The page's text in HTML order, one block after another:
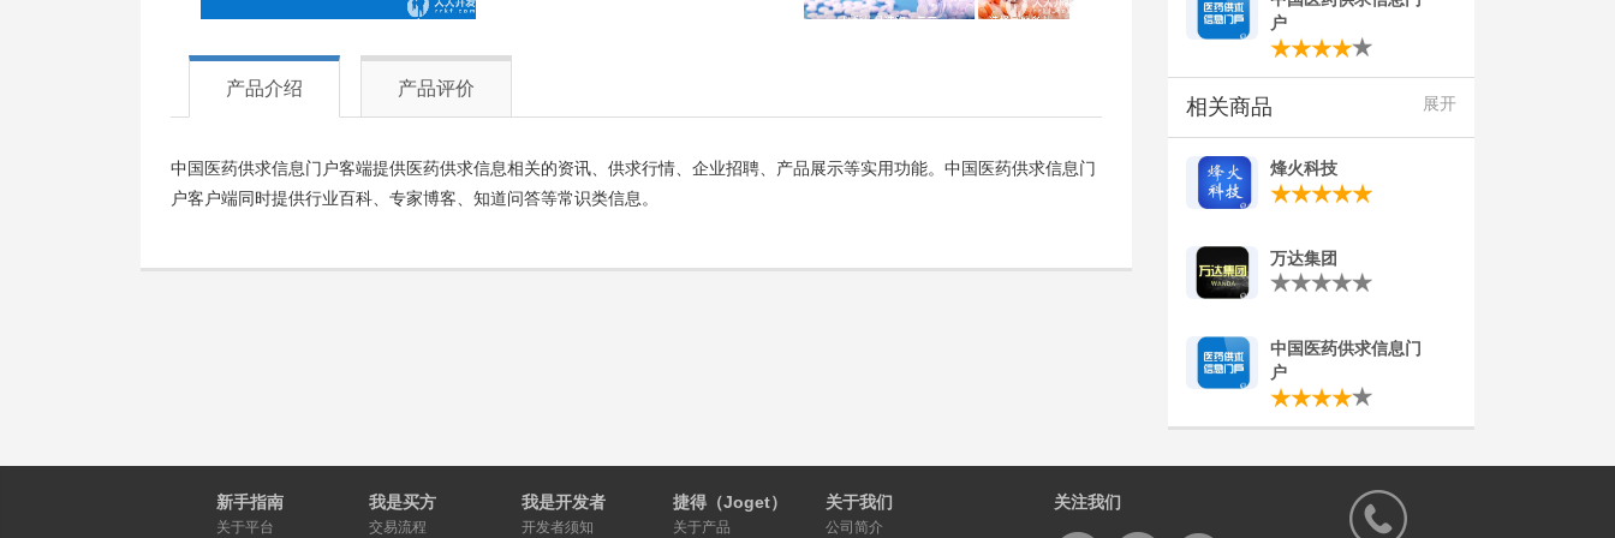
产品介绍 产品评价
中国医药供求信息门户客端提供医药供求信息相关的资讯、供求行情、企业招聘、产品展示等实用功能。中国医药供求信息门
户客户端同时提供行业百科、专家博客、知道问答等常识类信息。
户
相关商品 展开
烽火科技
万达集团
中国医药供求信息门
户
新手指南
关于平台
我是买方
交易流程
我是开发者
开发者须知
捷得（Joget）
关于产品
关于我们
公司简介
关注我们